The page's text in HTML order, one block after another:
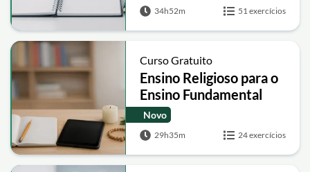
34h52m 51 exercícios
Curso Gratuito
Ensino Religioso para o
Ensino Fundamental
Novo
29h35m 24 exercícios